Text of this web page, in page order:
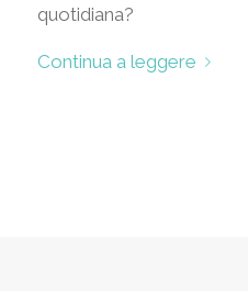
quotidiana?
Continua a leggere